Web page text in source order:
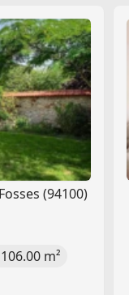
(94100)
106.00 m²